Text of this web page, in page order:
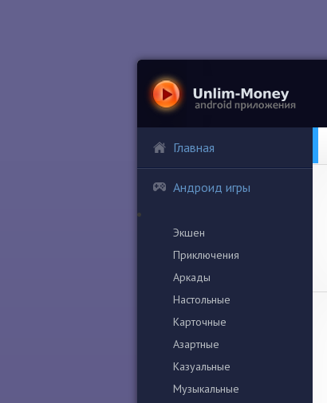
Главная
Андроид игры
Экшен
Приключения
Аркады
Настольные
Карточные
Азартные
Казуальные
Музыкальные